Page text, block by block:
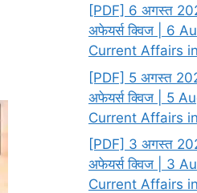
[PDF] 6 अगस्त
अफेयर्स क्विज | 6
Current Affairs
[PDF] 5 अगस्त
अफेयर्स क्विज | 5
Current Affairs
[PDF] 3 अगस्त
अफेयर्स क्विज | 3
Current Affairs